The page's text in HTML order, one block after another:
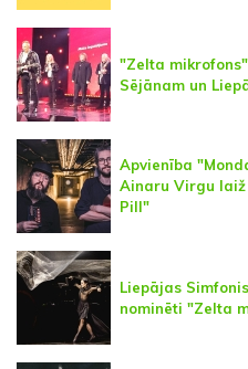
"Zelta
Sējānam un
Apvienība
Ainaru Virgu
Pill"
Liepājas
nominēti "Zelta